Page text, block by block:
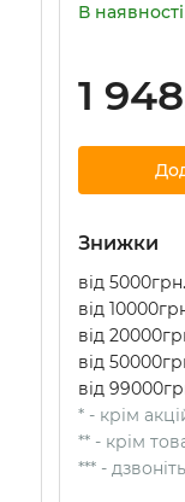
В
1
Знижки
від
від
від
від
від
* - крім
** - крім
*** -